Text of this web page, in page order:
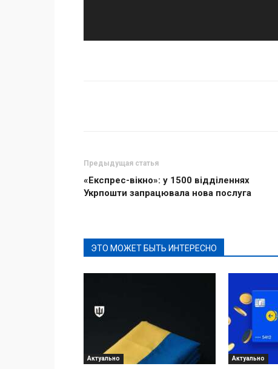
Предыдущая статья
«Експрес-вікно»: у 1500 відділеннях
Укрпошти запрацювала нова послуга
ЭТО МОЖЕТ БЫТЬ ИНТЕРЕСНО
Актуально Актуально